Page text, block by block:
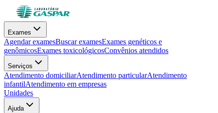
Exames
Agendar examesBuscar examesExames genéticos e
genômicosExames toxicológicosConvênios atendidos
Serviços
Atendimento domiciliarAtendimento particularAtendimento
infantilAtendimento em empresas
Unidades
Ajuda